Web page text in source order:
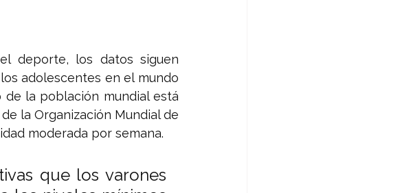
deporte, los datos siguen
adolescentes en el mundo
la población mundial está
la Organización Mundial de
moderada por semana.
que los varones